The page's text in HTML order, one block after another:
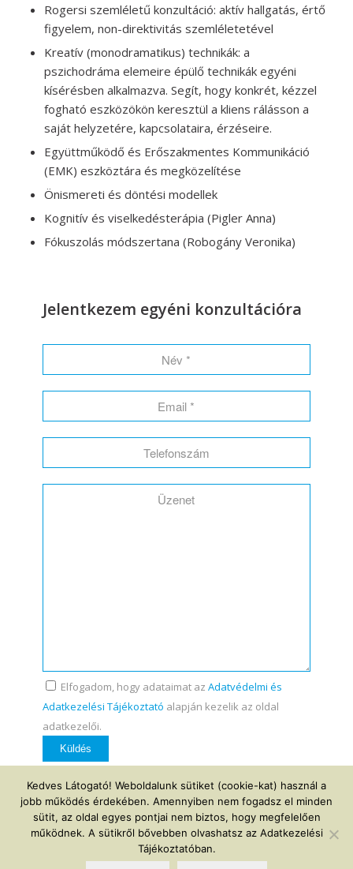
Rogersi szemléletű konzultáció: aktív hallgatás, értő
figyelem, non-direktivitás szemléletetével
Kreatív (monodramatikus) technikák: a
pszichodráma elemeire épülő technikák egyéni
kísérésben alkalmazva. Segít, hogy konkrét, kézzel
fogható eszközökön keresztül a kliens rálásson a
saját helyzetére, kapcsolataira, érzéseire.
Együttműködő és Erőszakmentes Kommunikáció
(EMK) eszköztára és megközelítése
Önismereti és döntési modellek
Kognitív és viselkedésterápia (Pigler Anna)
Fókuszolás módszertana (Robogány Veronika)
Jelentkezem egyéni konzultációra
Elfogadom, hogy adataimat az Adatvédelmi és
Adatkezelési Tájékoztató alapján kezelik az oldal
adatkezelői.
elettukor@elettukor.hu
+36 70 324 5246
Kedves Látogató! Weboldalunk sütiket (cookie-kat) használ a
jobb működés érdekében. Amennyiben nem fogadsz el minden
sütit, az oldal egyes pontjai nem biztos, hogy megfelelően
működnek. A sütikről bővebben olvashatsz az Adatkezelési
Tájékoztatóban.